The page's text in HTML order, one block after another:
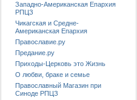
Западно-Американская Епархия
РПЦЗ
Чикагская и Средне-
Американская Епархия
Православие.ру
Предание.ру
Приходы-Церковь это Жизнь
О любви, браке и семье
Православный Магазин при
Синоде РПЦЗ